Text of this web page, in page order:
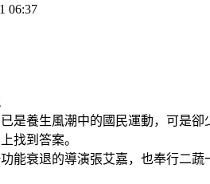
06:37
是養生風潮中的國民運動，可是
找到答案。
能衰退的導演張艾嘉，也奉行二蔬